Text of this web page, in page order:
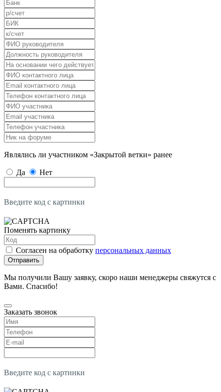
Являлись ли участником «Закрытой ветки» ранее
Да Нет
Введите код с картинки
Поменять картинку
Согласен на обработку персональных данных
Отправить
Мы получили Вашу заявку, скоро наши менеджеры свяжутся с
Вами. Спасибо!
Заказать звонок
Введите код с картинки